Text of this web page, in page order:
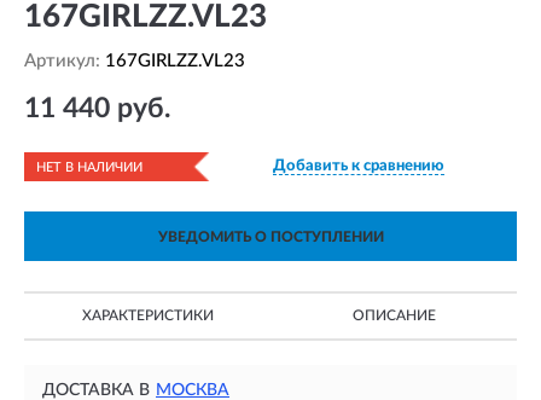
167GIRLZZ.VL23
Артикул: 167GIRLZZ.VL23
11 440 руб.
НЕТ В НАЛИЧИИ Добавить к сравнению
УВЕДОМИТЬ О ПОСТУПЛЕНИИ
ХАРАКТЕРИСТИКИ ОПИСАНИЕ
ДОСТАВКА В МОСКВА